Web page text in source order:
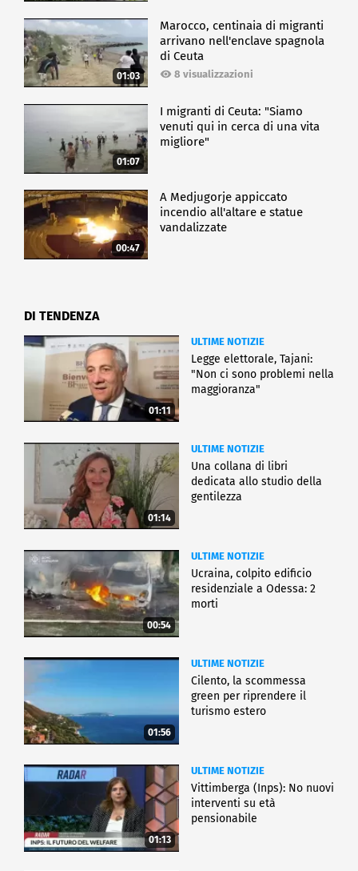
01:03
Marocco, centinaia di migranti
arrivano nell'enclave spagnola
di Ceuta
8 visualizzazioni
01:07
I migranti di Ceuta: "Siamo
venuti qui in cerca di una vita
migliore"
00:47
A Medjugorje appiccato
incendio all'altare e statue
vandalizzate
DI TENDENZA
01:11
ULTIME NOTIZIE
Legge elettorale, Tajani:
"Non ci sono problemi nella
maggioranza"
01:14
ULTIME NOTIZIE
Una collana di libri
dedicata allo studio della
gentilezza
00:54
ULTIME NOTIZIE
Ucraina, colpito edificio
residenziale a Odessa: 2
morti
01:56
ULTIME NOTIZIE
Cilento, la scommessa
green per riprendere il
turismo estero
01:13
ULTIME NOTIZIE
Vittimberga (Inps): No nuovi
interventi su età
pensionabile